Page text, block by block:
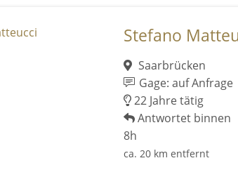
Stefano
Saarbrücken
Gage: auf Anfrage
22 Jahre tätig
Antwortet binnen
8h
ca. 20 km entfernt